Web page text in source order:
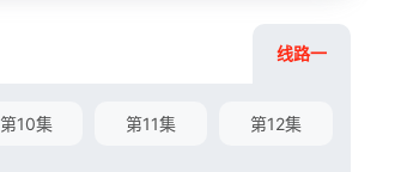
线路一
第10集 第11集 第12集